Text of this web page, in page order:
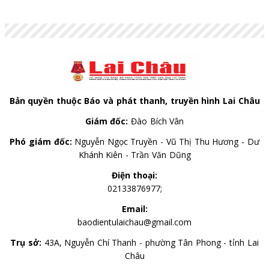
Bản quyền thuộc Báo và phát thanh, truyền hình Lai Châu
Giám đốc: Đào Bích Vân
Phó giám đốc: Nguyễn Ngọc Truyền - Vũ Thị Thu Hương - Dư
Khánh Kiên - Trần Văn Dũng
Điện thoại:
02133876977;
Email:
baodientulaichau@gmail.com
Trụ sở: 43A, Nguyễn Chí Thanh - phường Tân Phong - tỉnh Lai
Châu